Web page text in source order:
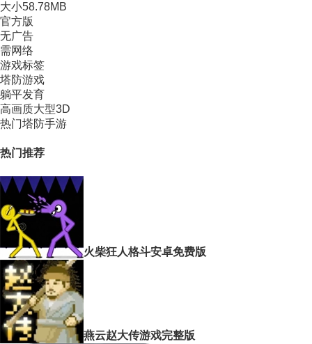
大小58.78MB
官方版
无广告
需网络
游戏标签
塔防游戏
躺平发育
高画质大型3D
热门塔防手游
热门推荐
火柴狂人格斗安卓免费版
燕云赵大传游戏完整版